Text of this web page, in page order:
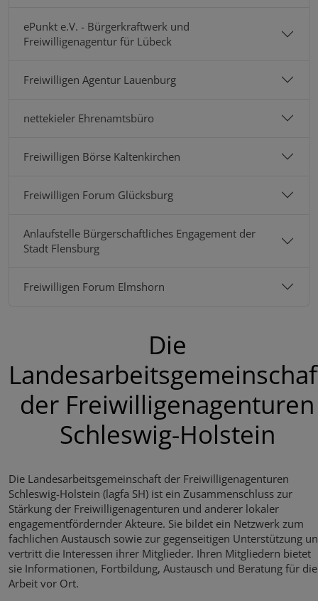
ePunkt e.V. - Bürgerkraftwerk und
Freiwilligenagentur für Lübeck
Freiwilligen Agentur Lauenburg
nettekieler Ehrenamtsbüro
Freiwilligen Börse Kaltenkirchen
Freiwilligen Forum Glücksburg
Anlaufstelle Bürgerschaftliches Engagement der
Stadt Flensburg
Freiwilligen Forum Elmshorn
Die
der Freiwilligenagenturen
Schleswig-Holstein
Die Landesarbeitsgemeinschaft der Freiwilligenagenturen
Schleswig-Holstein (lagfa SH) ist ein Zusammenschluss zur
Stärkung der Freiwilligenagenturen und anderer lokaler
engagementfördernder Akteure. Sie bildet ein Netzwerk zum
fachlichen Austausch sowie zur gegenseitigen Unterstützung
vertritt die Interessen ihrer Mitglieder. Ihren Mitgliedern bietet
sie Informationen, Fortbildung, Austausch und Beratung für die
Arbeit vor Ort.